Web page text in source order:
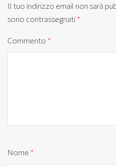
Il tuo indirizzo email non sarà
sono contrassegnati*
Commento *
Nome *